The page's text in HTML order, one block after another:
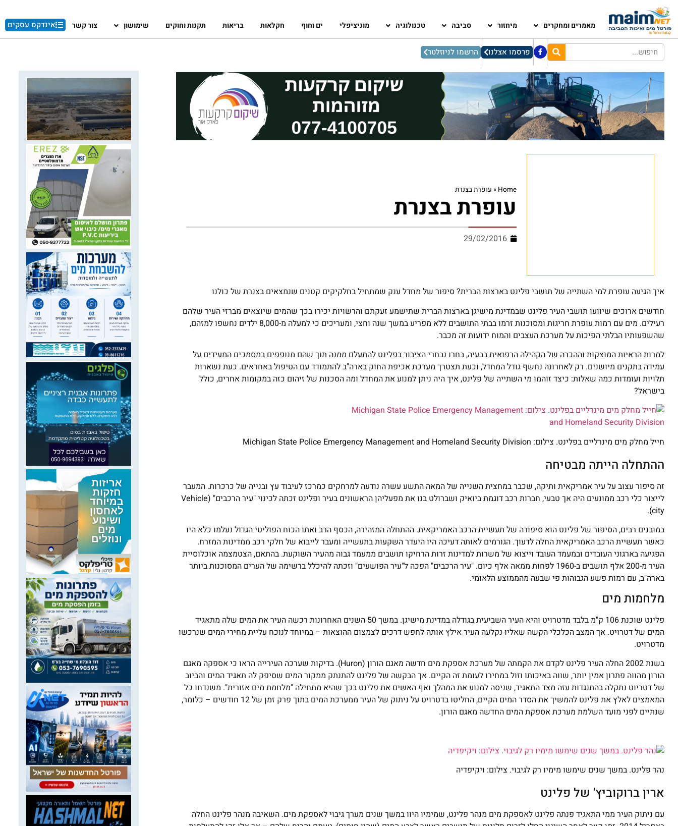
מאמרים ומחקרים מיחזור סביבה טכנולוגיה מוניציפלי ים וחוף חקלאות בריאות תקנות וחוקים שימושון צור קשר אינדקס עסקים
פרסמו אצלנו הרשמו לניוזלטר
Home
» עופרת בצנרת
עופרת בצנרת
29/02/2016
איך הגיעה עופרת למי השתייה של תושבי פלינט בארצות הברית? סיפור של מחדל ענק שמתחיל בחלקיקים קטנים שנמצאים בצנרת של כולנו
חודשים ארוכים שיוועו תושבי העיר פלינט שבמדינת מישיגן בארצות הברית שתישמע זעקתם והרשויות יכירו בכך שהמים שיוצאים מברזי העיר שלהם
רעילים. מים עם רמות עופרת חריגות ומסוכנות זרמו בבתי התושבים ללא מפריע במשך שנה וחצי, ומעריכים כי למעלה מ-8,000 ילדים נחשפו למזהם,
שהשפעותיו הבלתי הפיכות על מערכת העצבים והמוח ידועות זה מכבר.
למרות הראיות המוצקות וההכרה של הקהילה הרפואית בבעיה, בחרו נבחרי הציבור בפלינט להתעלם ממנה תוך שהם מנופפים במסמכים המעידים על
עמידה בתקנים מיושנים. רק לאחרונה נחשף גודל המחדל, וכעת תצטרך מערכת אכיפת החוק בארה"ב להתמודד עם הטיפול באחראים. כעת נשארות
תלויות ועומדות כמה שאלות: כיצד זוהמו מי השתייה של פלינט, איך היה ניתן למנוע את המחדל ומה הסכנות של זיהום כזה במקומות אחרים, כולל
בישראל?
חייל מחלק מים מינרליים בפלינט. צילום: Michigan State Police Emergency Management and Homeland Security Division
ההתחלה הייתה מבטיחה
זה סיפור עצוב על עיר אמריקאית ותיקה, שכבר במחצית השנייה של המאה התשע עשרה נודעה למרחקים כמרכז לעיבוד עץ ובנייה של כרכרות. המעבר
לייצור כלי רכב ממונעים היה אך טבעי, חברות רכב דוגמת ביואיק ושברולט בנו את מפעליהן הראשונים בעיר ופלינט זכתה לכינוי "עיר הרכבים" (Vehicle
city).
במובנים רבים, הסיפור של פלינט הוא סיפורה של תעשיית הרכב האמריקאית. ההתחלה המזהירה, הכסף הרב ואתו הכוח הפוליטי הגדול נעלמו כלא היו
כאשר תעשיית הרכב האמריקאית החלה לדעוך. הגורמים לאותה דעיכה היו היעדר השקעות בתעשייה ומעבר לייבוא של חלקי רכב ממדינות המזרח.
הפגיעה בארגוני העובדים ובמעמד העובד וייצוא של משרות למדינות זרות הרחיקו תושבים ממעמד גבוה מהעיר השוקעת. בהתאם, הצטמצמה אוכלוסיית
העיר מ-200 אלף תושבים ב-1960 לפחות ממאה אלף כיום. "עיר הרכבים" הפכה ל"עיר הפושעים" וזכתה להיכלל ברשימה של הערים המסוכנות ביותר
בארה"ב, עם רמות פשע הגבוהות פי שבעה מהממוצע הלאומי.
מלחמות מים
פלינט שוכנת 106 ק"מ בלבד מדטרויט והיא העיר השביעית בגודלה במדינת מישיגן. במשך 50 השנים האחרונות רכשה העיר את המים שלה מתאגיד
המים של דטרויט. אך המצב הכלכלי הקשה שאליו נקלעה העיר אילץ אותה לחפש דרכים לצמצום ההוצאות – במיוחד לנוכח עליית מחירי המים שנרכשו
מדטרויט.
בשנת 2002 החלה העיר פלינט לקדם את הקמתה של מערכת אספקת מים חדשה מאגם הורון (Huron). בדיקות שערכה העירייה הראו כי אספקה מאגם
הורון מהווה פתרון אמין יותר, שווה באיכותו וזול במחירו לעומת זה הקיים. אך הבקשה של פלינט להתנתק ממקור המים שסיפק לה תאגיד המים והביוב
של דטריוט נתקלה בהתנגדות עזה מצד התאגיד, שניסה למנוע את המהלך ואף האשים את פלינט בכך שהיא מתחילה "מלחמת מים אזורית". משנדחו כל
המאמצים לאלץ את פלינט להמשיך את הסדר המים הקיים, החליטו בדטרויט על ניתוק של העיר ממערכת המים בתוך פרק זמן של 12 חודשים – כלומר,
שנתיים לפני מועד השלמת מערכת אספקת המים החדשה מאגם הורון.
נהר פלינט. במשך שנים שימשו מימיו רק לגיבוי. צילום: ויקיפדיה
ארין ברוקוביץ' של פלינט
עם ניתוק העיר ממי התאגיד פנתה פלינט לאספקת מים מנהר פלינט, שמימיו היוו במשך שנים מערך גיבוי לאספקת מים. השאיבה מנהר פלינט החלה